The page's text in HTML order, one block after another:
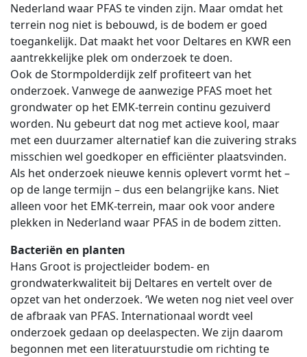
Nederland waar PFAS te vinden zijn. Maar omdat het
terrein nog niet is bebouwd, is de bodem er goed
toegankelijk. Dat maakt het voor Deltares en KWR een
aantrekkelijke plek om onderzoek te doen.
Ook de Stormpolderdijk zelf profiteert van het
onderzoek. Vanwege de aanwezige PFAS moet het
grondwater op het EMK-terrein continu gezuiverd
worden. Nu gebeurt dat nog met actieve kool, maar
met een duurzamer alternatief kan die zuivering straks
misschien wel goedkoper en efficiënter plaatsvinden.
Als het onderzoek nieuwe kennis oplevert vormt het –
op de lange termijn – dus een belangrijke kans. Niet
alleen voor het EMK-terrein, maar ook voor andere
plekken in Nederland waar PFAS in de bodem zitten.
Bacteriën en planten
Hans Groot is projectleider bodem- en
grondwaterkwaliteit bij Deltares en vertelt over de
opzet van het onderzoek. ‘We weten nog niet veel over
de afbraak van PFAS. Internationaal wordt veel
onderzoek gedaan op deelaspecten. We zijn daarom
begonnen met een literatuurstudie om richting te